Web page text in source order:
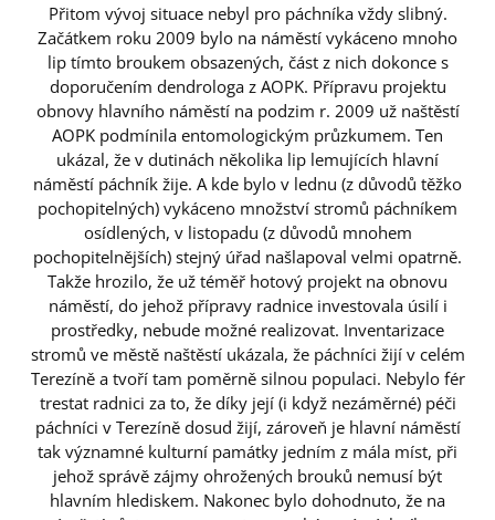
Přitom vývoj situace nebyl pro páchníka vždy slibný.
Začátkem roku 2009 bylo na náměstí vykáceno mnoho
lip tímto broukem obsazených, část z nich dokonce s
doporučením dendrologa z AOPK. Přípravu projektu
obnovy hlavního náměstí na podzim r. 2009 už naštěstí
AOPK podmínila entomologickým průzkumem. Ten
ukázal, že v dutinách několika lip lemujících hlavní
náměstí páchník žije. A kde bylo v lednu (z důvodů těžko
pochopitelných) vykáceno množství stromů páchníkem
osídlených, v listopadu (z důvodů mnohem
pochopitelnějších) stejný úřad našlapoval velmi opatrně.
Takže hrozilo, že už téměř hotový projekt na obnovu
náměstí, do jehož přípravy radnice investovala úsilí i
prostředky, nebude možné realizovat. Inventarizace
stromů ve městě naštěstí ukázala, že páchníci žijí v celém
Terezíně a tvoří tam poměrně silnou populaci. Nebylo fér
trestat radnici za to, že díky její (i když nezáměrné) péči
páchníci v Terezíně dosud žijí, zároveň je hlavní náměstí
tak významné kulturní památky jedním z mála míst, při
jehož správě zájmy ohrožených brouků nemusí být
hlavním hlediskem. Nakonec bylo dohodnuto, že na